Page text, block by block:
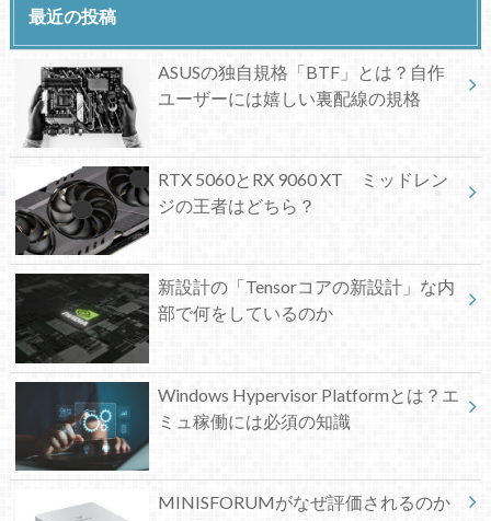
最近の投稿
ASUSの独自規格「BTF」とは？自作
ユーザーには嬉しい裏配線の規格
RTX 5060とRX 9060 XT ミッドレン
ジの王者はどちら？
新設計の「Tensorコアの新設計」な内
部で何をしているのか
Windows Hypervisor Platformとは？エ
ミュ稼働には必須の知識
MINISFORUMがなぜ評価されるのか